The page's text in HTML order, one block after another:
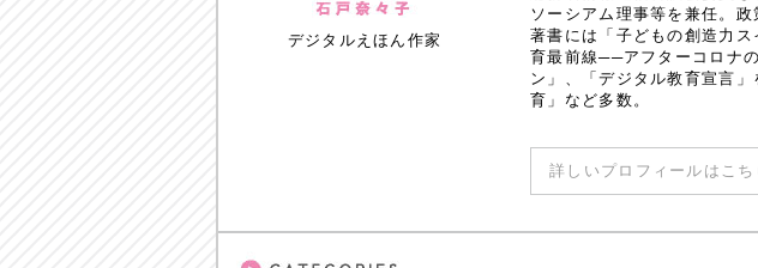
デジタルえほん作家
ソーシアム理事等を兼任。政
著書には「子どもの創造力
育最前線──アフターコロナ
ン」、「デジタル教育宣言
育」など多数。
詳しいプロフィールはこ